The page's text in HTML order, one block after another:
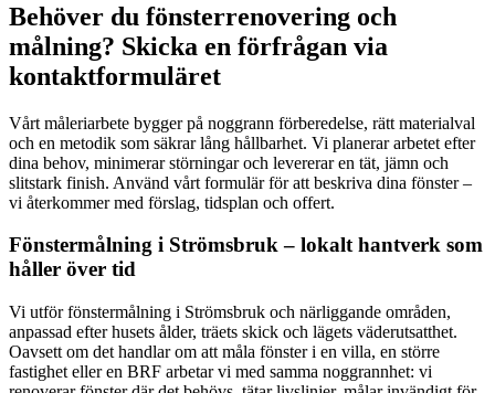
Behöver du fönsterrenovering och
målning? Skicka en förfrågan via
kontaktformuläret
Vårt måleriarbete bygger på noggrann förberedelse, rätt materialval
och en metodik som säkrar lång hållbarhet. Vi planerar arbetet efter
dina behov, minimerar störningar och levererar en tät, jämn och
slitstark finish. Använd vårt formulär för att beskriva dina fönster –
vi återkommer med förslag, tidsplan och offert.
Fönstermålning i Strömsbruk – lokalt hantverk som
håller över tid
Vi utför fönstermålning i Strömsbruk och närliggande områden,
anpassad efter husets ålder, träets skick och lägets väderutsatthet.
Oavsett om det handlar om att måla fönster i en villa, en större
fastighet eller en BRF arbetar vi med samma noggrannhet: vi